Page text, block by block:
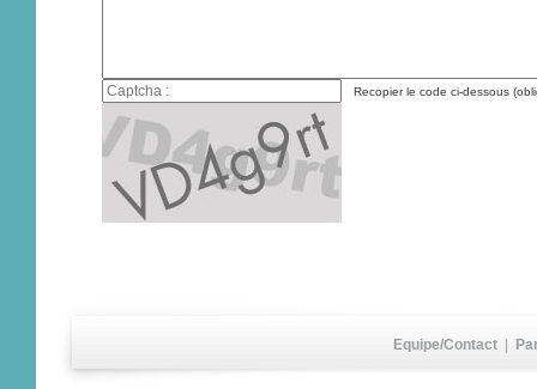
Recopier le code ci-dessous
Equipe/Contact